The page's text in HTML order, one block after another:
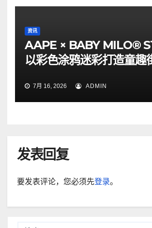
资讯
AAPE × BABY MILO®
以彩色涂鸦迷彩打造童趣
7月 16, 2026 ADMIN
发表回复
要发表评论，您必须先登录。